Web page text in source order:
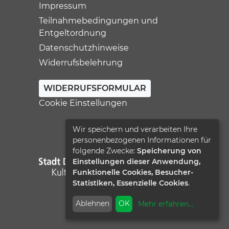
Impressum
Teilnahmebedingungen und
Entgeltordnung
Datenschutzhinweise
Widerrufsbelehrung
WIDERRUFSFORMULAR
Cookie Einstellungen
Wir speichern und verarbeiten Ihre
personenbezogenen Informationen für
folgende Zwecke: Speicherung von
Einstellungen dieser Anwendung,
Funktionelle Cookies, Besucher-
Statistiken, Essenzielle Cookies.
Ablehnen OK Mehr erfahren...